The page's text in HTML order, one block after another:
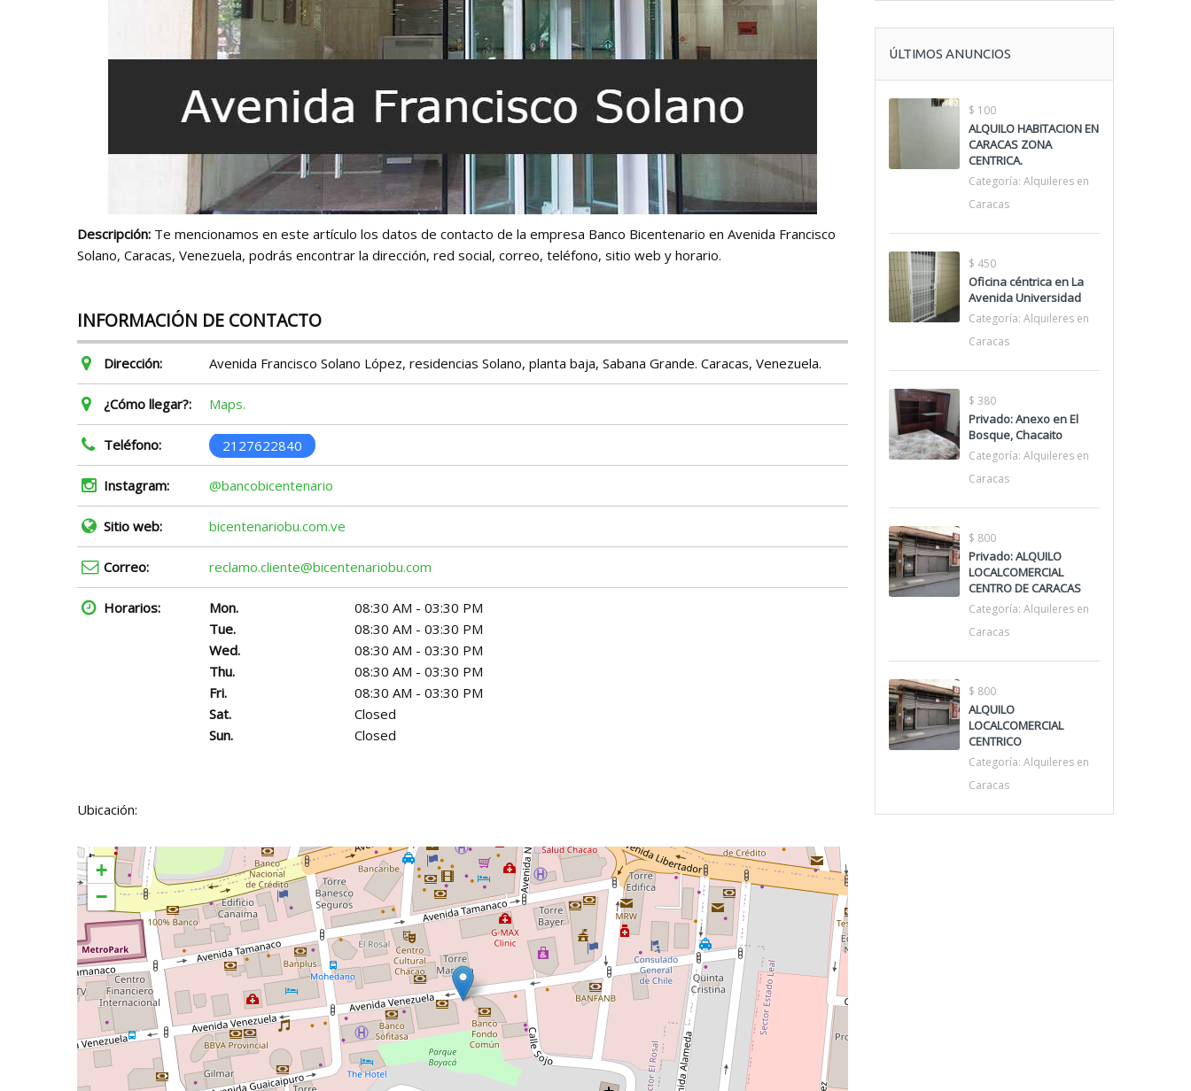
Descripción: Te mencionamos en este artículo los datos de contacto de la empresa Banco Bicentenario en Avenida Francisco
Solano, Caracas, Venezuela, podrás encontrar la dirección, red social, correo, teléfono, sitio web y horario.
INFORMACIÓN DE CONTACTO
Dirección: Avenida Francisco Solano López, residencias Solano, planta baja, Sabana Grande. Caracas, Venezuela.
¿Cómo llegar?: Maps.
Teléfono: 2127622840
Instagram: @bancobicentenario
Sitio web: bicentenariobu.com.ve
Correo: reclamo.cliente@bicentenariobu.com
Horarios: Mon.
08:30 AM - 03:30 PM
Tue.
08:30 AM - 03:30 PM
Wed.
08:30 AM - 03:30 PM
Thu.
08:30 AM - 03:30 PM
Fri.
08:30 AM - 03:30 PM
Sat.
Closed
Sun.
Closed
Ubicación:
+
−
ÚLTIMOS ANUNCIOS
$ 100
ALQUILO HABITACION EN
CARACAS ZONA
CENTRICA.
Categoría: Alquileres en
Caracas
$ 450
Oficina céntrica en La
Avenida Universidad
Categoría: Alquileres en
Caracas
$ 380
Privado: Anexo en El
Bosque, Chacaito
Categoría: Alquileres en
Caracas
$ 800
Privado: ALQUILO
LOCALCOMERCIAL
CENTRO DE CARACAS
Categoría: Alquileres en
Caracas
$ 800
ALQUILO
LOCALCOMERCIAL
CENTRICO
Categoría: Alquileres en
Caracas